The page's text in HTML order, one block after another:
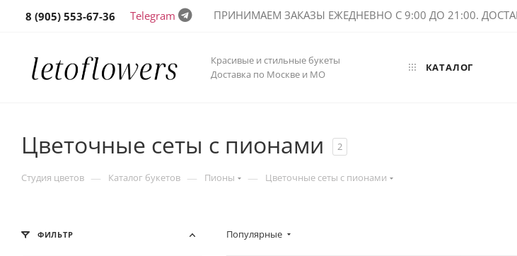
8 (905) 553-67-36 Telegram ПРИНИМАЕМ ЗАКАЗЫ ЕЖЕДНЕВНО С 9:00 ДО 21:00.
Красивые и стильные букеты
Доставка по Москве и МО
КАТАЛОГ
Цветочные сеты с пионами 2
Студия цветов — Каталог букетов — Пионы — Цветочные сеты с пионами
Популярные
ФИЛЬТР